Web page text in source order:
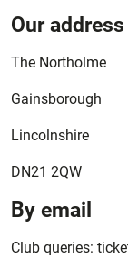
Our address
The Northolme
Gainsborough
Lincolnshire
DN21 2QW
By email
Club queries: